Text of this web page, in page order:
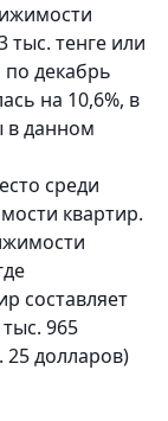
тыс. тенге или
по декабрь
на 10,6%, в
в данном
среди
квартир.
составляет
965
25 долларов)